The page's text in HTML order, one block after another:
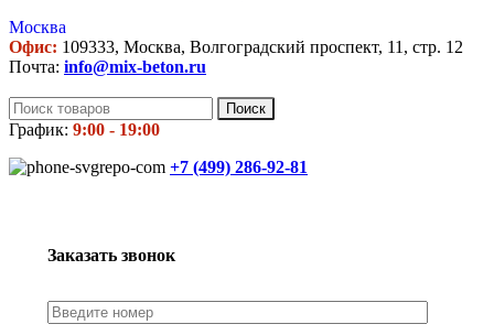
Москва
Офис: 109333, Москва, Волгоградский проспект, 11, стр. 12
Почта: info@mix-beton.ru
Поиск
График: 9:00 - 19:00
+7 (499) 286-92-81
Заказать звонок